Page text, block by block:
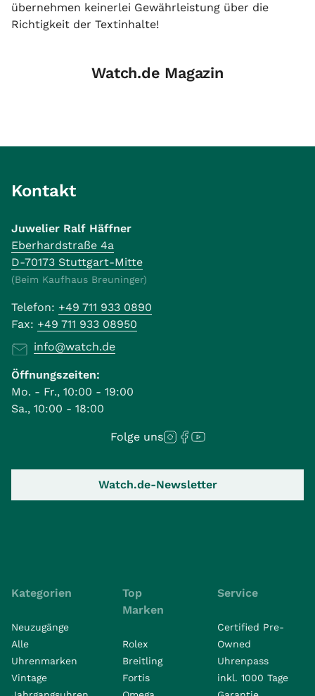
übernehmen keinerlei Gewährleistung über die
Richtigkeit der Textinhalte!
Watch.de Magazin
Kontakt
Juwelier Ralf Häffner
Eberhardstraße 4a
D-70173 Stuttgart-Mitte
(Beim Kaufhaus Breuninger)
Telefon: +49 711 933 0890
Fax: +49 711 933 08950
info@watch.de
Öffnungszeiten:
Mo. - Fr., 10:00 - 19:00
Sa., 10:00 - 18:00
Folge uns
Watch.de-Newsletter
Kategorien
Neuzugänge
Alle
Uhrenmarken
Vintage
Top
Marken
Rolex
Breitling
Fortis
Service
Certified Pre-
Owned
Uhrenpass
inkl. 1000 Tage